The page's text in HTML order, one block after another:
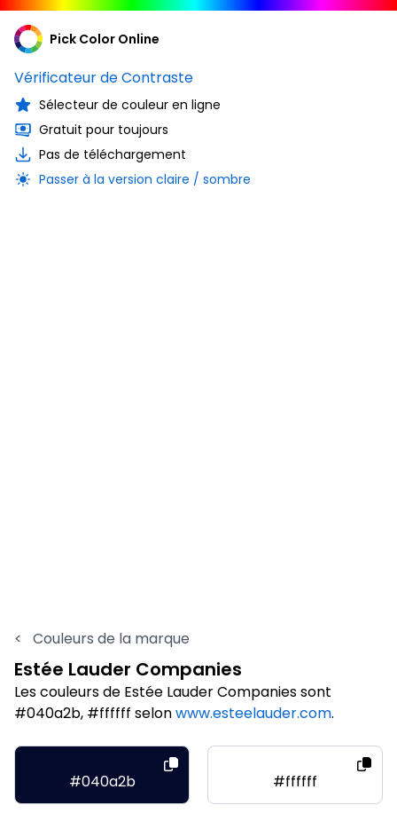
Pick Color Online
Vérificateur de Contraste
Sélecteur de couleur en ligne
Gratuit pour toujours
Pas de téléchargement
Passer à la version claire / sombre
< Couleurs de la marque
Estée Lauder Companies
Les couleurs de Estée Lauder Companies sont
#040a2b, #ffffff selonwww.esteelauder.com.
#040a2b #ffffff